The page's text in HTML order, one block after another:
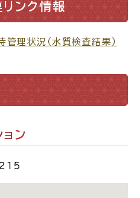
ンク情報
理状況（水質検査結果）
ン